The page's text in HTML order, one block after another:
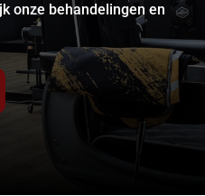
onze behandelingen en